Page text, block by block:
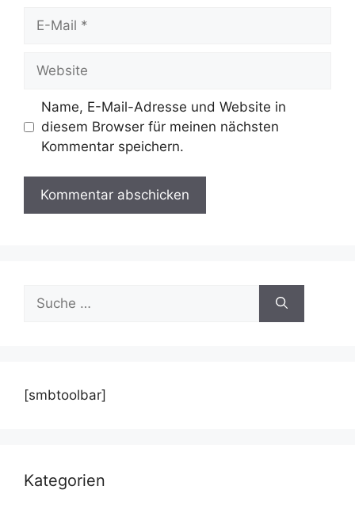
Mail
Name, E-Mail-Adresse und Website in
diesem Browser für meinen nächsten
Kommentar speichern.
Suche
nach:
[smbtoolbar]
Kategorien